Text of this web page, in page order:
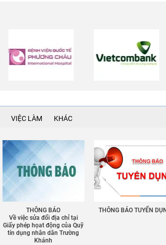
VIỆC LÀM KHÁC
THÔNG BÁO
Về việc sửa đổi địa chỉ tại
Giấy phép họat động của Quỹ
tín dụng nhân dân Trường
Khánh
THÔNG BÁO TUYỂN